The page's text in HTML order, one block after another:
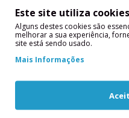
Este site utiliza
Alguns destes cookies são
melhorar a sua experiência,
site está sendo usado.
Mais Informações